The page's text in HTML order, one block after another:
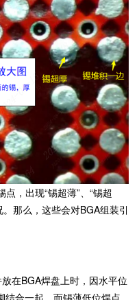
，出现“锡超薄”、“锡超
。那么，这些会对BGA组装引
在BGA焊盘上时，因水平位
结合一起，而锡薄低位焊点